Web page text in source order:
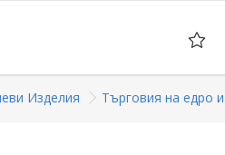
Изделия Търговия на едро